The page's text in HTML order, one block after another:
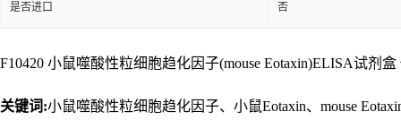
是否进口 否
F10420 小鼠噬酸性粒细胞趋化因子(mouse Eotaxin)ELISA试剂
关键词:小鼠噬酸性粒细胞趋化因子、小鼠Eotaxin、mouse